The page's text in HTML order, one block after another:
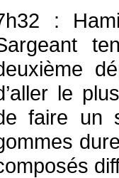
:
le
faire un